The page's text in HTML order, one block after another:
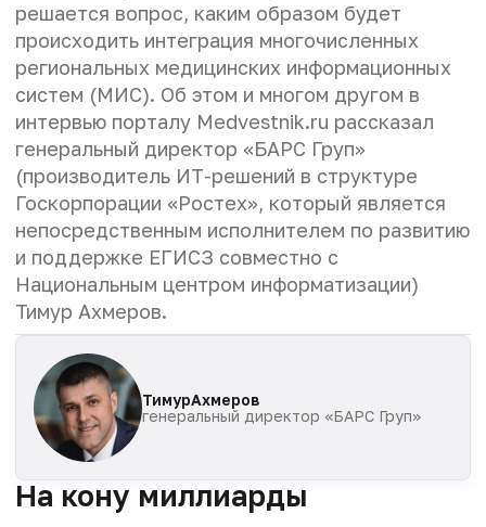
решается вопрос, каким образом будет
происходить интеграция многочисленных
региональных медицинских информационных
систем (МИС). Об этом и многом другом в
интервью порталу Medvestnik.ru рассказал
генеральный директор «БАРС Груп»
(производитель ИТ-решений в структуре
Госкорпорации «Ростех», который является
непосредственным исполнителем по развитию
и поддержке ЕГИСЗ совместно с
Национальным центром информатизации)
Тимур Ахмеров.
ТимурАхмеров
генеральный директор «БАРС Груп»
На кону миллиарды